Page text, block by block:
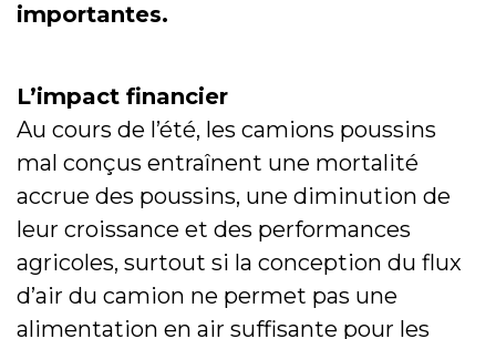
importantes.
L’impact financier
Au cours de l’été, les camions poussins
mal conçus entraînent une mortalité
accrue des poussins, une diminution de
leur croissance et des performances
agricoles, surtout si la conception du flux
d’air du camion ne permet pas une
alimentation en air suffisante pour les